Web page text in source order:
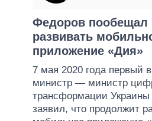
ДАЙДЖЕСТЫ
ВЕРХОВНАЯ РАДА
КАБИНЕТ МИНИСТРОВ
ГЛАВЫ
МЭРЫ
ВСЕ ПЕРСОНЫ
Федоров пообещал
развивать
приложение «Дия»
7 мая 2020 года первый
министр — министр
трансформации Украины
заявил, что продолжит